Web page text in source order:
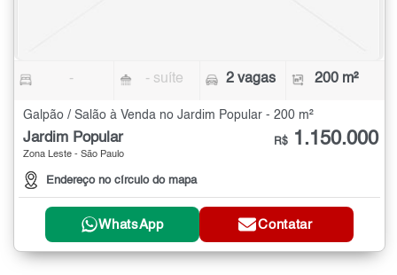
- - suíte 2 vagas 200 m²
Galpão / Salão à Venda no Jardim Popular - 200 m²
Jardim Popular
Zona Leste - São Paulo
Endereço no círculo do mapa
R$ 1.150.000
WhatsApp Contatar